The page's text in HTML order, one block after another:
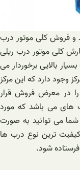
و فروش کلی موتور درب
کلی موتور درب ریلی
بالایی برخوردار می
وجود دارد که این مرکز
را در معرض فروش قرار
های می باشد که مورد
شما می توانید به صورت
کیفیت ترین نوع درب ها
شود.